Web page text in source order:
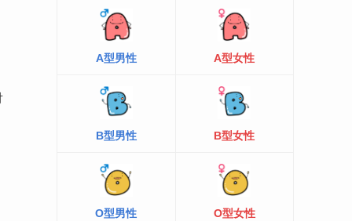
A型男性 A型女性
B型男性 B型女性
O型男性 O型女性